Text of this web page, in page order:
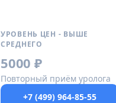
УРОВЕНЬ ЦЕН - ВЫШЕ
СРЕДНЕГО
5000 ₽
Повторный приём уролога
+7 (499) 964-85-55